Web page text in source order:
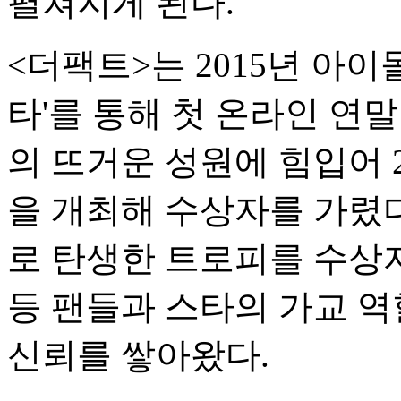
<더팩트>는 2015년 아이
타'를 통해 첫 온라인 연
의 뜨거운 성원에 힘입어
을 개최해 수상자를 가렸
로 탄생한 트로피를 수상
등 팬들과 스타의 가교
신뢰를 쌓아왔다.